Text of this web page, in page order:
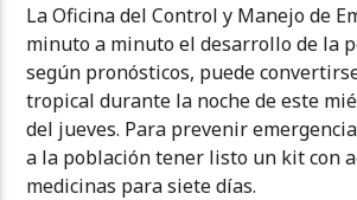
La Oficina del Control y Manejo de
minuto a minuto el desarrollo de la
según pronósticos, puede
tropical durante la noche de este
del jueves. Para prevenir
a la población tener listo un kit con
medicinas para siete días.